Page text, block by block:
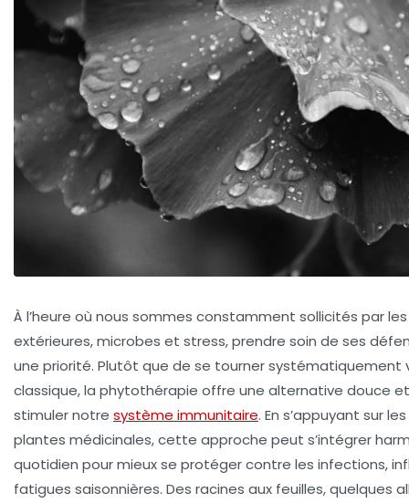
À l’heure où nous sommes constamment sollicités par
extérieures, microbes et stress, prendre soin de ses
une priorité. Plutôt que de se tourner systématiquement
classique, la phytothérapie offre une alternative douce
stimuler notre système immunitaire. En s’appuyant sur
plantes médicinales, cette approche peut s’intégrer
quotidien pour mieux se protéger contre les infections,
fatigues saisonnières. Des racines aux feuilles, quelques